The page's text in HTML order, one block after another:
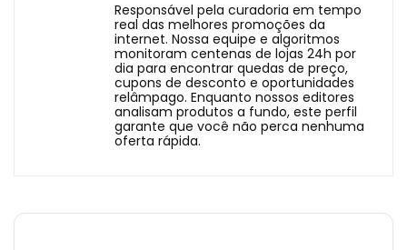
Responsável pela curadoria em tempo
real das melhores promoções da
internet. Nossa equipe e algoritmos
monitoram centenas de lojas 24h por
dia para encontrar quedas de preço,
cupons de desconto e oportunidades
relâmpago. Enquanto nossos editores
analisam produtos a fundo, este perfil
garante que você não perca nenhuma
oferta rápida.